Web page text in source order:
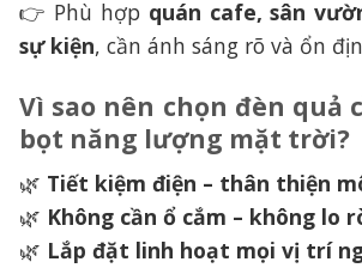
👉 Phù hợp quán cafe, sân
sự kiện, cần ánh sáng rõ và ổn
Vì sao nên chọn đèn quả
bọt năng lượng mặt trời?
🌿 Tiết kiệm điện – thân thiện
🌿 Không cần ổ cắm – không lo
🌿 Lắp đặt linh hoạt mọi vị trí